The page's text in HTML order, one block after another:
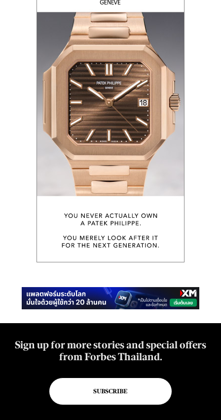
Sign up for more stories and special offers
from Forbes Thailand.
SUBSCRIBE